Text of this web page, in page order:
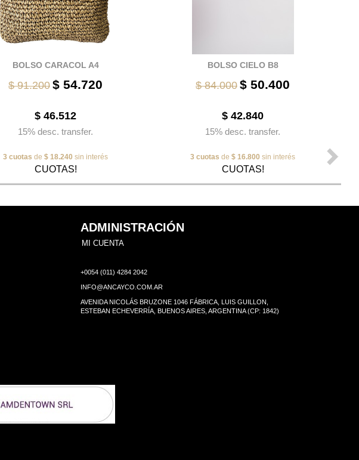
BOLSO CARACOL A4
$ 91.200 $ 54.720
$ 46.512
15% desc. transfer.
3 cuotas de $ 18.240 sin interés
CUOTAS!
BOLSO CIELO B8
$ 84.000 $ 50.400
$ 42.840
15% desc. transfer.
3 cuotas de $ 16.800 sin interés
CUOTAS!
ADMINISTRACIÓN
MI CUENTA
+0054 (011) 4284 2042
INFO@ANCAYCO.COM.AR
AVENIDA NICOLÁS BRUZONE 1046 FÁBRICA, LUIS GUILLON,
ESTEBAN ECHEVERRÍA, BUENOS AIRES, ARGENTINA (CP: 1842)